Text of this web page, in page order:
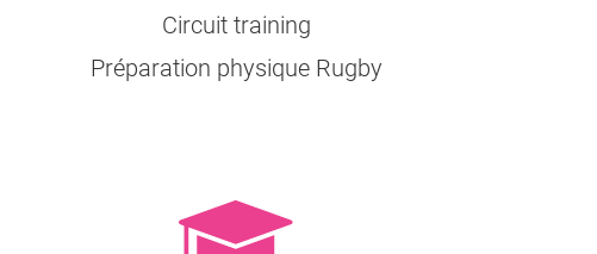
Circuit training
Préparation physique Rugby